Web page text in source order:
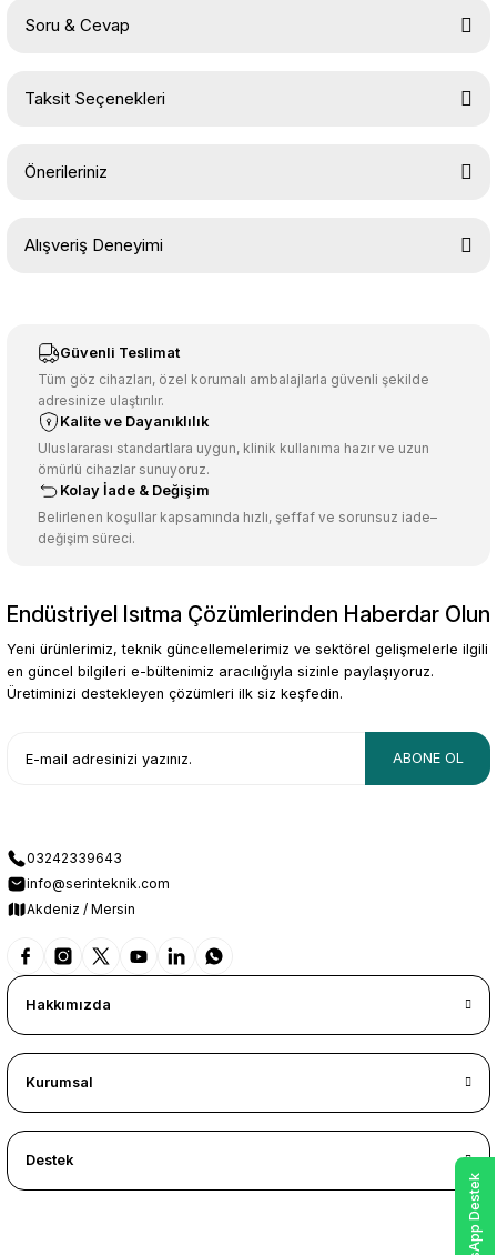
Soru & Cevap
Taksit Seçenekleri
Önerileriniz
konularda yetersiz gördüğünüz noktaları öneri formunu kullanarak
Ürün resmi kalitesiz, bozuk veya görüntülenemiyor.
Ürün açıklamasında eksik bilgiler bulunuyor.
Ürün bilgilerinde hatalar bulunuyor.
Ürün fiyatı diğer sitelerden daha pahalı.
Bu ürüne benzer farklı alternatifler olmalı.
Gönder
Alışveriş Deneyimi
Güvenli Teslimat
Tüm göz cihazları, özel korumalı ambalajlarla güvenli şekilde
adresinize ulaştırılır.
Kalite ve Dayanıklılık
Uluslararası standartlara uygun, klinik kullanıma hazır ve uzun
ömürlü cihazlar sunuyoruz.
Kolay İade & Değişim
Belirlenen koşullar kapsamında hızlı, şeffaf ve sorunsuz iade–
değişim süreci.
Endüstriyel Isıtma Çözümlerinden Haberdar Olun
Yeni ürünlerimiz, teknik güncellemelerimiz ve sektörel gelişmelerle ilgili
en güncel bilgileri e-bültenimiz aracılığıyla sizinle paylaşıyoruz.
Üretiminizi destekleyen çözümleri ilk siz keşfedin.
ABONE OL
03242339643
info@serinteknik.com
Akdeniz / Mersin
Hakkımızda
Kurumsal
Destek